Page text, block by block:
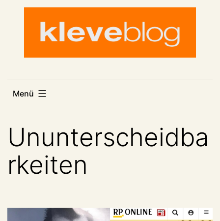
Menü
Ununterscheidba
rkeiten